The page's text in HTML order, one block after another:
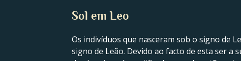
Sol em Leo
Os indivíduos que nasceram sob o signo de
signo de Leão. Devido ao facto de esta ser a